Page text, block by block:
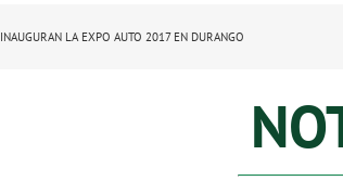
INAUGURAN LA EXPO AUTO 2017 EN DURANGO